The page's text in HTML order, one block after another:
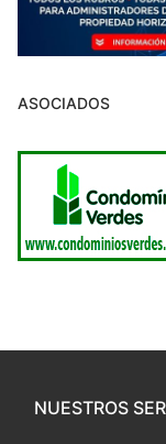
ASOCIADOS
NUESTROS